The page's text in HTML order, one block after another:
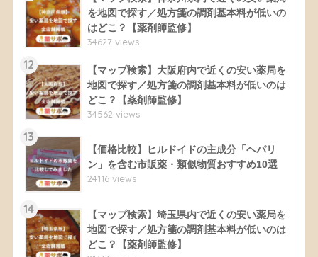
を地図で探す／処方箋の調剤基本料が低いの
はどこ？【薬剤師監修】
34627 views
12
【マップ検索】大阪府内で近くの安い薬局を
地図で探す／処方箋の調剤基本料が低いのは
どこ？【薬剤師監修】
34562 views
13
【価格比較】ヒルドイドの主成分「ヘパリ
ン」を含む市販薬・類似物質おすすめ10選
24116 views
14
【マップ検索】埼玉県内で近くの安い薬局を
地図で探す／処方箋の調剤基本料が低いのは
どこ？【薬剤師監修】